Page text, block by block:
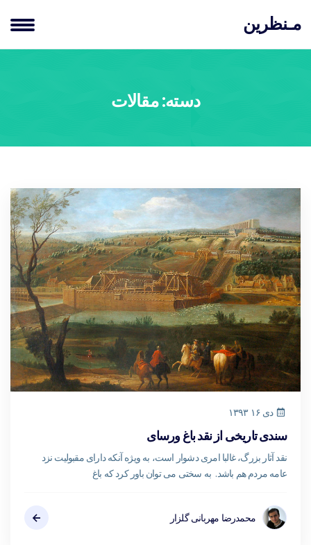
مـنظرین
دسته:مقالات
دی ۱۶ ۱۳۹۳
سندی تاریخی از نقد باغ ورسای
نقد آثار بزرگ، غالبا امری دشوار است، به ویژه آنکه دارای مقبولیت نزد
عامه مردم هم باشد. به سختی می توان باور کرد که باغ
محمدرضا مهربانی گلزار